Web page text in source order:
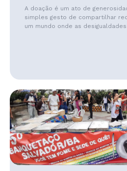
A doação é um ato de
simples gesto de compartilhar
um mundo onde as desigualdades